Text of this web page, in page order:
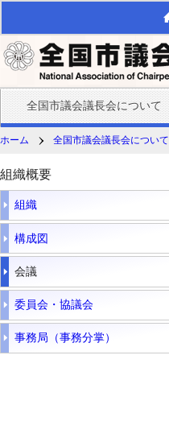
全国市議会議長会について
ホーム 全国市議会議長会について
組織概要
組織
構成図
会議
委員会・協議会
事務局（事務分掌）